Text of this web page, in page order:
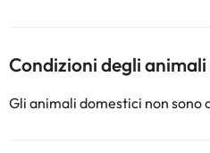
Condizioni degli
Gli animali domestici non sono